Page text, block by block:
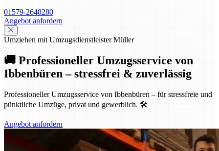
01579-2648280
Angebot anfordern
Umziehen mit Umzugsdienstleister Müller
🚚 Professioneller Umzugsservice von
Ibbenbüren – stressfrei & zuverlässig
Professioneller Umzugsservice von Ibbenbüren – für stressfreie und
pünktliche Umzüge, privat und gewerblich. 🛠️
Angebot anfordern